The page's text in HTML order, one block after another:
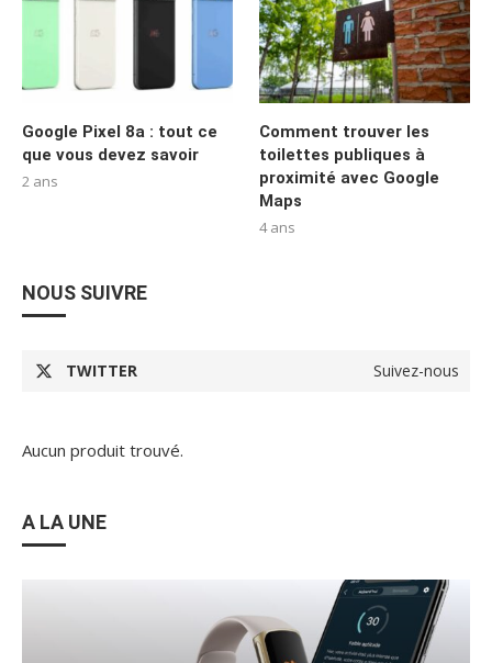
Google Pixel 8a : tout ce
que vous devez savoir
2 ans
Comment trouver les
toilettes publiques à
proximité avec Google
Maps
4 ans
NOUS SUIVRE
TWITTER Suivez-nous
Aucun produit trouvé.
A LA UNE